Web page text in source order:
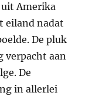
uit Amerika
eiland nadat
De pluk
verpacht aan
De
in allerlei